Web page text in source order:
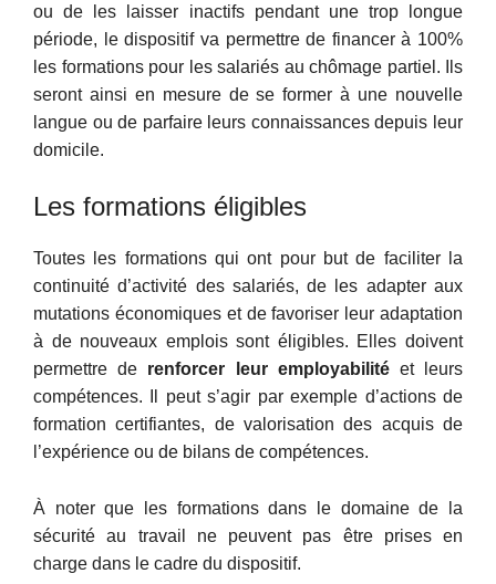
ou de les laisser inactifs pendant une trop longue
période, le dispositif va permettre de financer à 100%
les formations pour les salariés au chômage partiel. Ils
seront ainsi en mesure de se former à une nouvelle
langue ou de parfaire leurs connaissances depuis leur
domicile.
Les formations éligibles
Toutes les formations qui ont pour but de faciliter la
continuité d’activité des salariés, de les adapter aux
mutations économiques et de favoriser leur adaptation
à de nouveaux emplois sont éligibles. Elles doivent
permettre de renforcer leur employabilité et leurs
compétences. Il peut s’agir par exemple d’actions de
formation certifiantes, de valorisation des acquis de
l’expérience ou de bilans de compétences.
À noter que les formations dans le domaine de la
sécurité au travail ne peuvent pas être prises en
charge dans le cadre du dispositif.